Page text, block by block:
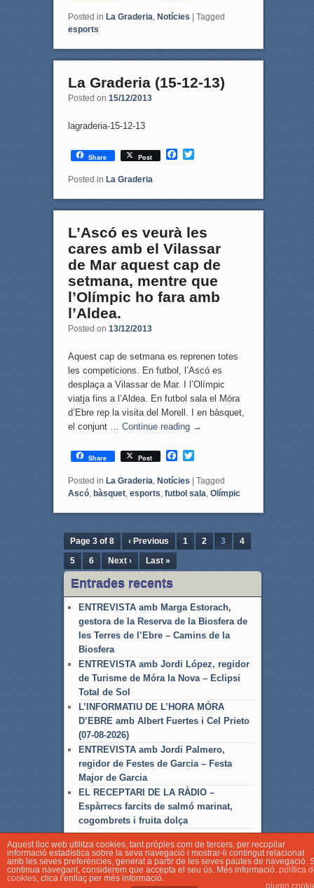
c
o
o
i
e
r
Posted in La Graderia, Notícies
Tagged
esports
La Graderia (15-12-13)
Posted on 15/12/2013
lagraderia-15-12-13
Share Post
F
b
o
k
T
t
e
Posted in La Graderia
L’Ascó es veurà les
cares amb el Vilassar
de Mar aquest cap de
setmana, mentre que
l’Olímpic ho fara amb
l’Aldea.
Posted on 13/12/2013
Aquest cap de setmana es reprenen totes
les competicions. En futbol, l’Ascó es
desplaça a Vilassar de Mar. I l’Olímpic
viatja fins a l’Aldea. En futbol sala el Móra
d’Ebre rep la visita del Morell. I en bàsquet,
el conjunt … Continue reading →
Share Post
F
c
e
b
o
k
T
i
t
t
e
Posted in La Graderia Notícies | Tagged
Ascó, bàsquet, esports futbol sala Olímpic
Page 3 of 8 ‹ Previous 1 2 3
4
5
6 Next › Last »
Entrades recents
ENTREVISTA amb Marga Estorach,
gestora de la Reserva de la Biosfera de
les Terres de l’Ebre – Camins de la
Biosfera
ENTREVISTA amb Jordi López, regidor
de Turisme de Móra la Nova – Eclipsi
Total de Sol
L’INFORMATIU DE L’HORA MÓRA
D’EBRE amb Albert Fuertes i Cel Prieto
(07-08-2026)
ENTREVISTA amb Jordi Palmero,
regidor de Festes de Garcia – Festa
Major de Garcia
EL RECEPTARI DE LA RÀDIO –
Espàrrecs farcits de salmó marinat,
cogombrets i fruita dolça
Aquest lloc web utilitza cookies, tant pròpies com de tercers, per recopilar
informació estadística sobre la seva navegació i mostrar-li contingut relacionat
amb les seves preferències, generat a partir de les seves pautes de navegació.
continua navegant, considerem que accepta el seu ús. Més informació. política
cookies, clica l'enllaç per més informació.
plugin